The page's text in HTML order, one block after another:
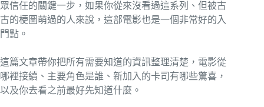
眾信任的關鍵一步，如果你從來沒看過這系列、但被古
古的梗圖萌過的人來說，這部電影也是一個非常好的入
門點。
這篇文章帶你把所有需要知道的資訊整理清楚，電影從
哪裡接續、主要角色是誰、新加入的卡司有哪些驚喜，
以及你去看之前最好先知道什麼。